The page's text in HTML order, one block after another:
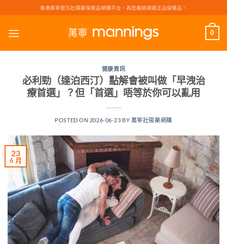
to
content
香港萬寧官方壯陽藥保健品網購平台，為您嚴挑細選正品保健品。
0
健康資訊
必利勁（達泊西汀）點解會被叫做「早洩治
療首選」？但「首選」唔等於你可以亂用
POSTED ON 2026-06-23 BY 萬寧壯陽藥網購
23
6 月